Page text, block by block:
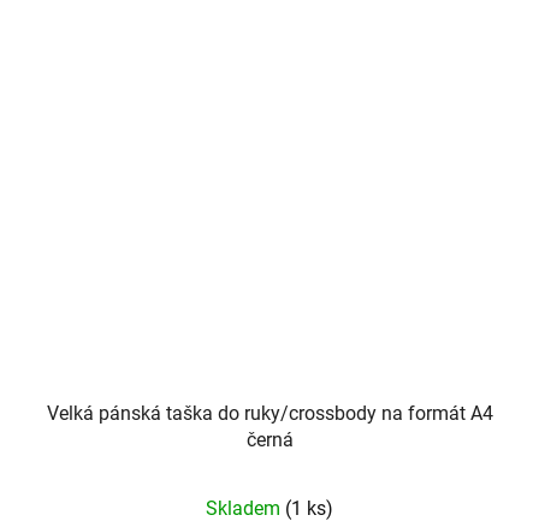
Velká pánská taška do ruky/crossbody na formát A4
černá
Skladem (1 ks)